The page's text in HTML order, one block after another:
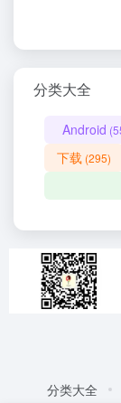
分类大全
Android
下载 (295)
分类大全